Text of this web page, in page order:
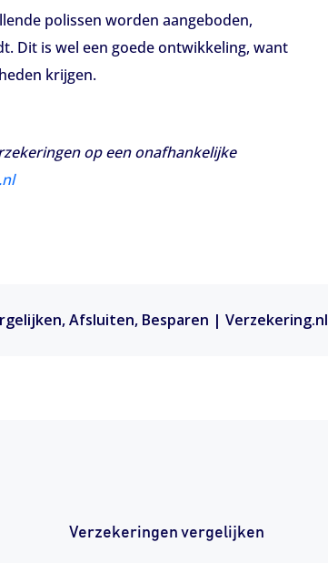
polissen worden aangeboden,
Dit is wel een goede ontwikkeling, want
krijgen.
op een onafhankelijke
Afsluiten, Besparen | Verzekering.nl
Verzekeringen vergelijken